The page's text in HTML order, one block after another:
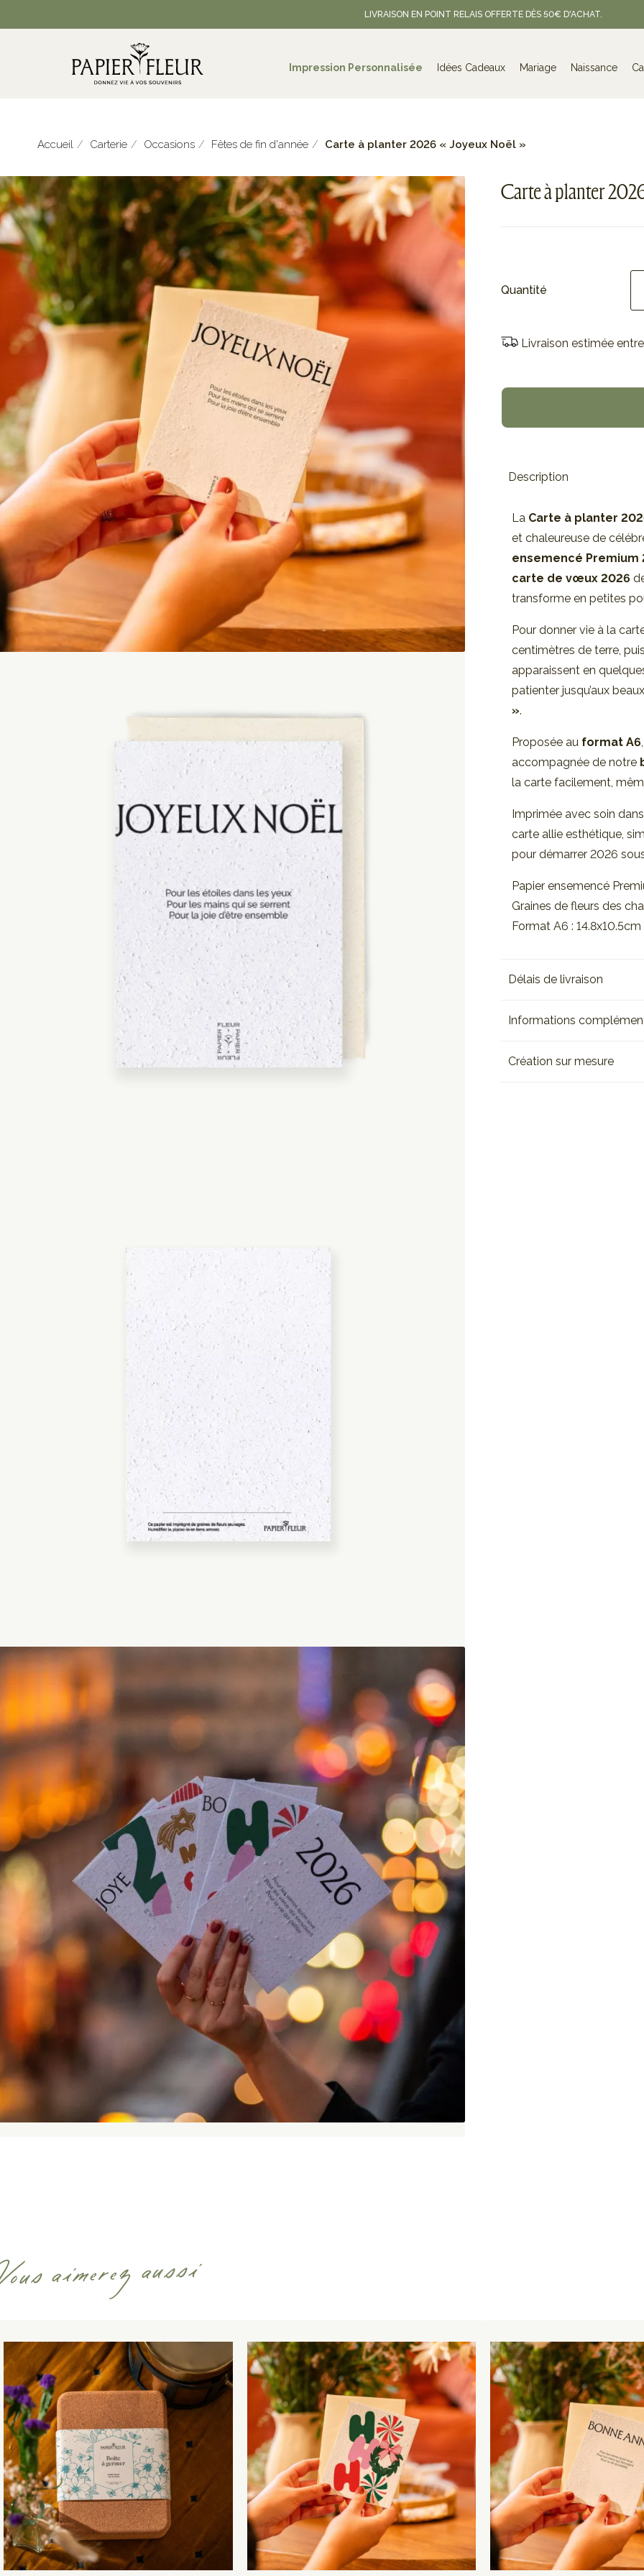
LIVRAISON EN POINT RELAIS OFFERTE DÈS 50€ D'ACHAT.
Impression Personnalisée Idées Cadeaux Mariage Naissance
Accueil Carterie Occasions Fêtes de fin d'année Carte à planter 2026 « Joyeux Noël »
Carte à planter
Quantité
Livraison estimée
Description
La Carte à planter
et chaleureuse de
ensemencé Premium
carte de vœux 2026
transforme en petites
Pour donner vie à la
centimètres de terre,
apparaissent en
patienter jusqu’aux
».
Proposée au format A6
accompagnée de notre
la carte facilement,
Imprimée avec soin
carte allie esthétique,
pour démarrer 2026
Papier ensemencé
Graines de fleurs des
Format A6 : 14.8x10.5cm
Délais de livraison
Informations
Création sur mesure
aimerez aussi